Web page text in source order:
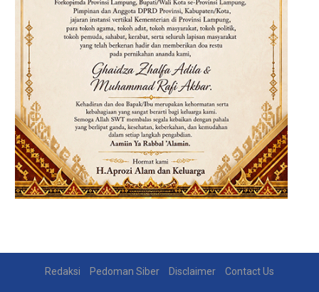
Redaksi Pedoman Siber Disclaimer Contact Us